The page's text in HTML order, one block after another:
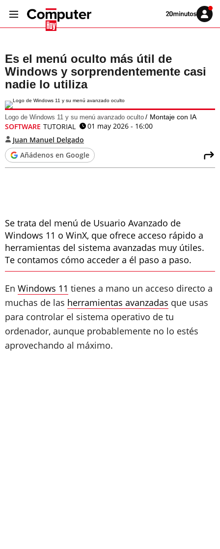
Volver
Iniciar
sesión
Es el menú oculto más útil de
Windows y sorprendentemente casi
nadie lo utiliza
Logo de Windows 11 y su menú avanzado oculto Montaje con IA
SOFTWARE TUTORIAL
01 may 2026 - 16:00
Juan Manuel Delgado
Añádenos en Google
Se trata del menú de Usuario Avanzado de
Windows 11 o WinX, que ofrece acceso rápido a
herramientas del sistema avanzadas muy útiles.
Te contamos cómo acceder a él paso a paso.
En Windows 11 tienes a mano un acceso directo a
muchas de las herramientas avanzadas que usas
para controlar el sistema operativo de tu
ordenador, aunque probablemente no lo estés
aprovechando al máximo.